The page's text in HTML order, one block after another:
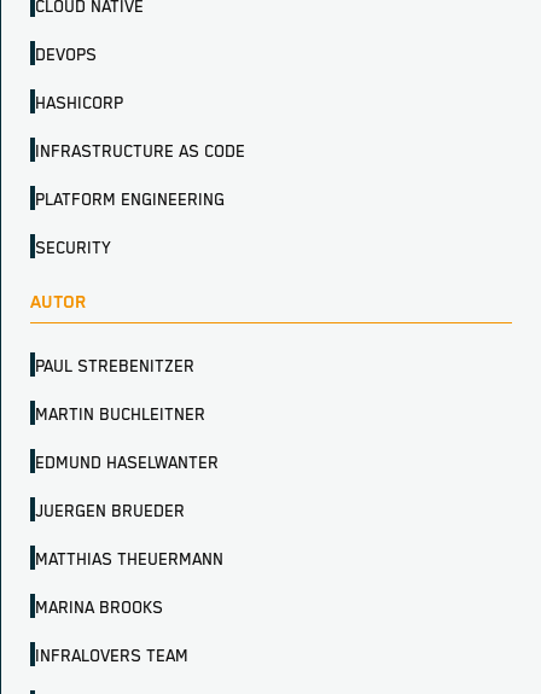
CLOUD NATIVE
DEVOPS
HASHICORP
INFRASTRUCTURE AS CODE
PLATFORM ENGINEERING
SECURITY
AUTOR
PAUL STREBENITZER
MARTIN BUCHLEITNER
EDMUND HASELWANTER
JUERGEN BRUEDER
MATTHIAS THEUERMANN
MARINA BROOKS
INFRALOVERS TEAM